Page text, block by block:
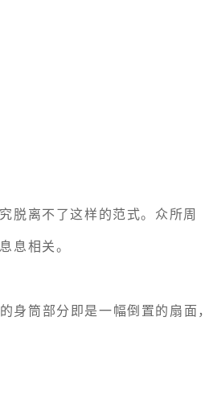
脱离不了这样的范式。众所周
息相关。
身筒部分即是一幅倒置的扇面，